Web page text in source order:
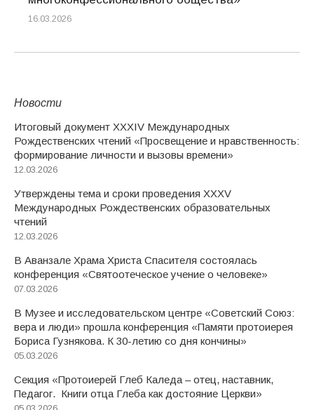
16.03.2026
Новости
Итоговый документ XXХIV Международных
Рождественских чтений «Просвещение и нравственность:
формирование личности и вызовы времени»
12.03.2026
Утверждены тема и сроки проведения XXXV
Международных Рождественских образовательных
чтений
12.03.2026
В Аванзале Храма Христа Спасителя состоялась
конференция «Святоотеческое учение о человеке»
07.03.2026
В Музее и исследовательском центре «Советский Союз:
вера и люди» прошла конференция «Памяти протоиерея
Бориса Гузнякова. К 30-летию со дня кончины»
05.03.2026
Секция «Протоиерей Глеб Каледа – отец, наставник,
Педагог. Книги отца Глеба как достояние Церкви»